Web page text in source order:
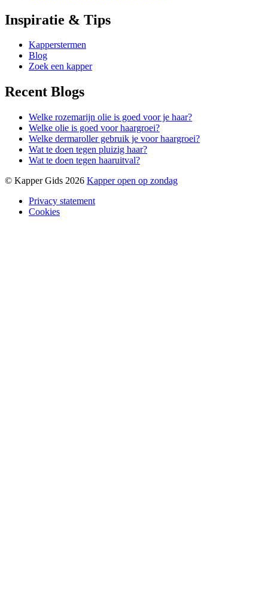
Inspiratie & Tips
Kapperstermen
Blog
Zoek een kapper
Recent Blogs
Welke rozemarijn olie is goed voor je haar?
Welke olie is goed voor haargroei?
Welke dermaroller gebruik je voor haargroei?
Wat te doen tegen pluizig haar?
Wat te doen tegen haaruitval?
© Kapper Gids 2026 Kapper open op zondag
Privacy statement
Cookies